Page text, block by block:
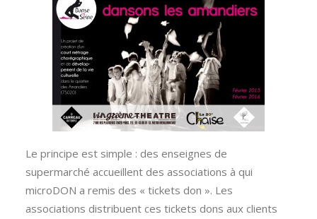
Le principe est simple : des enseignes de
supermarché accueillent des associations à qui
microDON a remis des « tickets don ». Les
associations distribuent ces tickets dons aux clients